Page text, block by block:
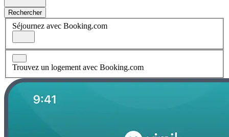
Rechercher
Séjournez avec Booking.com
Trouvez un logement avec Booking.com